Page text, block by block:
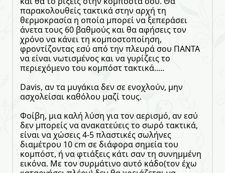
παρακολουθείς τακτικά στην αρχή τη
θερμοκρασία η οποία μπορεί να ξεπεράσει
άνετα τους 60 βαθμούς και θα αφήσεις τον
χρόνο να κάνει τη κομποστοποίηση,
φροντίζοντας εσύ από την πλευρά σου ΠΑΝΤΑ
να είναι νωτισμένος και να γυρίζεις το
περιεχόμενο του κομπόστ τακτικά.....
Davis, αν τα μυγάκια δεν σε ενοχλούν, μην
ασχολείσαι καθόλου μαζί τους.
Φοίβη, μια καλή λύση για τον αερισμό, αν εσύ
δεν μπορείς να ανακατεύεις το σωρό τακτικά,
είναι να χώσεις 4-5 πλαστικές σωλήνες
διαμέτρου 10 cm σε διάφορα σημεία του
κομπόστ, ή να φτιάξεις κάτι σαν τη συνημμένη
εικόνα. Με τον συρμάτινο αυτό κάδο(τον έχω